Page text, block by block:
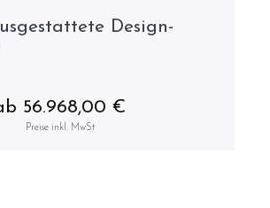
Design-
56.968,00 €
Preise inkl. MwSt